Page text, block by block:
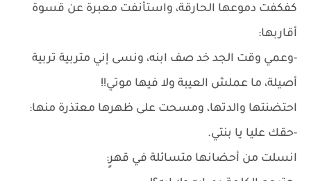
كفكفت دموعها الحارقة، واستأنفت معبرة عن قسوة
أقاربها:
-وعمي وقت الجد خد صف ابنه، ونسى إني متربية تربية
أصيلة، ما عملش العيبة ولا فيها موتي!!
احتضنتها والدتها، ومسحت على ظهرها معتذرة منها:
-حقك عليا يا بنتي.
انسلت من أحضانها متسائلة في قهرٍ: